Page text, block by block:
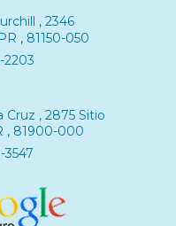
, 2346
, 81150-050
2203
Cruz , 2875 Sitio
, 81900-000
3547